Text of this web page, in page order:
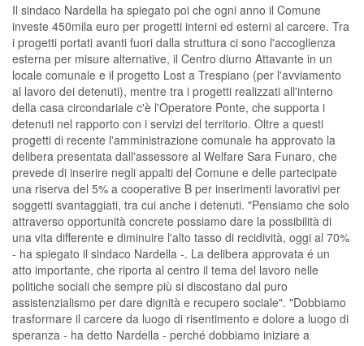
Il sindaco Nardella ha spiegato poi che ogni anno il Comune
investe 450mila euro per progetti interni ed esterni al carcere. Tra
i progetti portati avanti fuori dalla struttura ci sono l'accoglienza
esterna per misure alternative, il Centro diurno Attavante in un
locale comunale e il progetto Lost a Trespiano (per l'avviamento
al lavoro dei detenuti), mentre tra i progetti realizzati all'interno
della casa circondariale c'è l'Operatore Ponte, che supporta i
detenuti nel rapporto con i servizi del territorio. Oltre a questi
progetti di recente l'amministrazione comunale ha approvato la
delibera presentata dall'assessore al Welfare Sara Funaro, che
prevede di inserire negli appalti del Comune e delle partecipate
una riserva del 5% a cooperative B per inserimenti lavorativi per
soggetti svantaggiati, tra cui anche i detenuti. "Pensiamo che solo
attraverso opportunità concrete possiamo dare la possibilità di
una vita differente e diminuire l'alto tasso di recidività, oggi al 70%
- ha spiegato il sindaco Nardella -. La delibera approvata é un
atto importante, che riporta al centro il tema del lavoro nelle
politiche sociali che sempre più si discostano dal puro
assistenzialismo per dare dignità e recupero sociale". "Dobbiamo
trasformare il carcere da luogo di risentimento e dolore a luogo di
speranza - ha detto Nardella - perché dobbiamo iniziare a